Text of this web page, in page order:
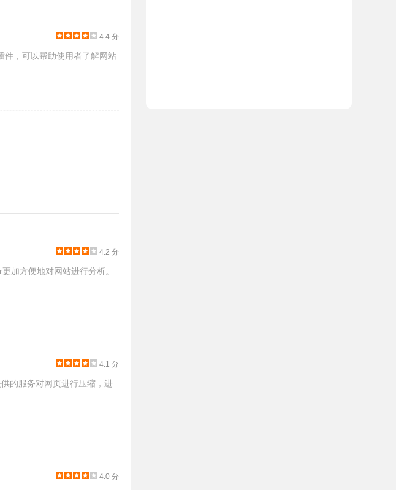
果他们被发现是NSFW，
4.4 分
件，可以帮助使用者了解网站
4.2 分
加方便地对网站进行分析。
4.1 分
的服务对网页进行压缩，进
4.0 分